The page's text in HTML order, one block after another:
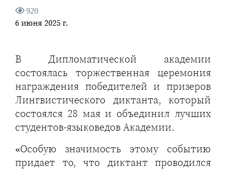
920
6 июня 2025 г.
В Дипломатической академии
состоялась торжественная церемония
награждения победителей и призеров
Лингвистического диктанта, который
состоялся 28 мая и объединил лучших
студентов-языковедов Академии.
«Особую значимость этому событию
придает то, что диктант проводился